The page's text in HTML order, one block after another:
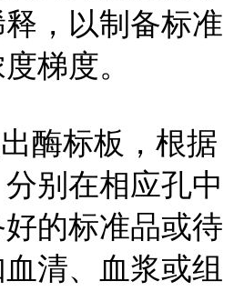
，以制备标准
梯度。
酶标板，根据
别在相应孔中
的标准品或待
清、血浆或组